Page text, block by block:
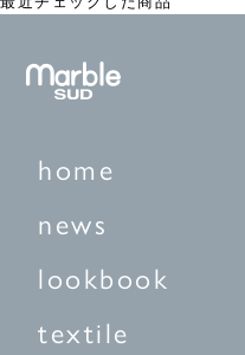
home
news
lookbook
textile